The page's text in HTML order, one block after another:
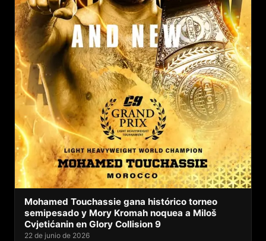
Mohamed Touchassie gana histórico torneo
semipesado y Mory Kromah noquea a Miloš
Cvjetićanin en Glory Collision 9
22 de junio de 2026